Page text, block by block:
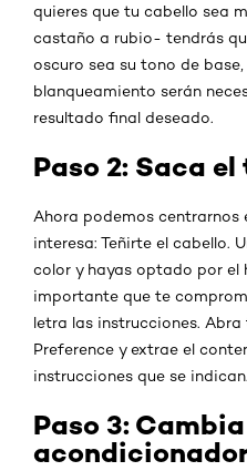
quieres que tu cabello sea
castaño a rubio- tendrás
oscuro sea su tono de
blanqueamiento serán
resultado final deseado.
Paso 2: Saca
Ahora podemos centrarnos
interesa: Teñirte el cabello.
color y hayas optado por el
importante que te
letra las instrucciones. Abra
Preference y extrae el
instrucciones que se indican.
Paso 3: